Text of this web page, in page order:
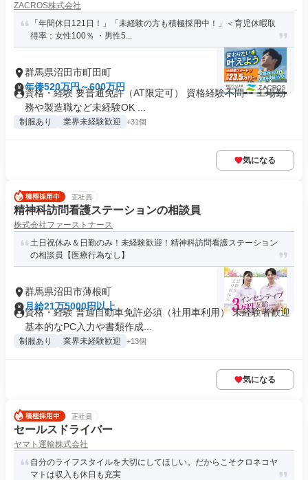
ZACROS株式会社
「年間休日121日！」「未経験の方も積極採用中！」＜育児休暇取
得率：女性100％ ・男性5...
群馬県沼田市町田町
年俸520万円～600万円
資格・経験 要普通免許（AT限定可） 資格経験不問 ・工場勤
務や製造職など未経験OK ...
制服あり 業界未経験歓迎 +31個
気になる
正社員
精神科訪問看護ステーションの相談員
株式会社ファーストナース
土日祝休み＆日勤のみ！未経験歓迎！精神科訪問看護ステーション
の相談員【医療行為なし】
群馬県沼田市薄根町
月給21万5000円以上
資格・経験 普通自動車免許必須（社用車利用） 未経験者歓迎
基本的なPC入力や書類作成...
制服あり 業界未経験歓迎 +13個
気になる
正社員
セールスドライバー
ヤマト運輸株式会社
自分のライフスタイルを大切にしてほしい。だからこそクロネコヤ
マトは収入も休日も充実